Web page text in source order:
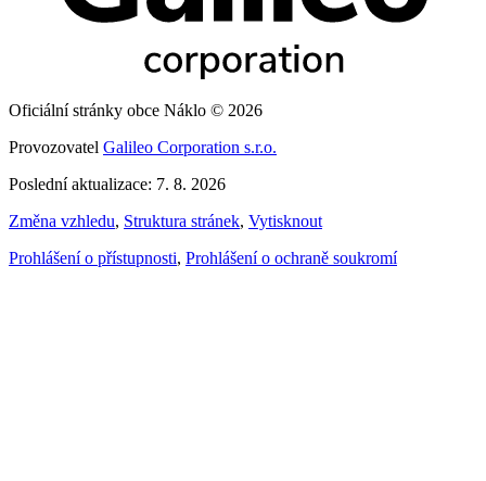
Oficiální stránky obce Náklo © 2026
Provozovatel Galileo Corporation s.r.o.
Poslední aktualizace: 7. 8. 2026
Změna vzhledu, Struktura stránek, Vytisknout
Prohlášení o přístupnosti, Prohlášení o ochraně soukromí